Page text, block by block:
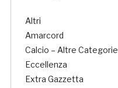
Altri
Amarcord
Calcio – Altre Categorie
Eccellenza
Extra Gazzetta